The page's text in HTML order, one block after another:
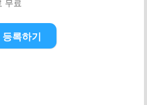
무료
록하기